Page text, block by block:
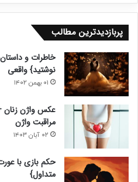
ح
د
پربازدیدترین مطالب
خاطرات و
نوشتید} واقعی
۰۱ بهمن ۱۴۰۲
عکس واژن زنان
مراقبت واژن
۰۲ آبان ۱۴۰۳
حکم بازی با
متداول}